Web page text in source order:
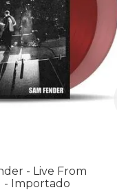
- Live From
- Importado